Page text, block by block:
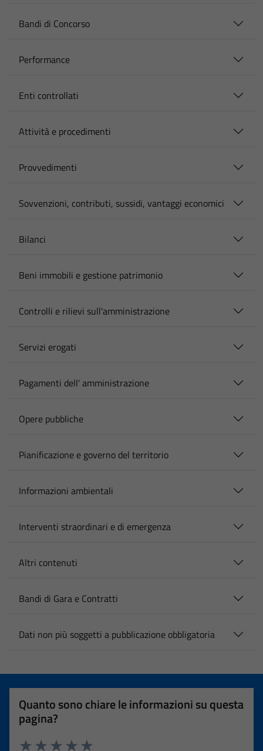
Bandi di Concorso
Performance
Enti controllati
Attività e procedimenti
Provvedimenti
Sovvenzioni, contributi, sussidi, vantaggi economici
Bilanci
Beni immobili e gestione patrimonio
Controlli e rilievi sull'amministrazione
Servizi erogati
Pagamenti dell' amministrazione
Opere pubbliche
Pianificazione e governo del territorio
Informazioni ambientali
Interventi straordinari e di emergenza
Altri contenuti
Bandi di Gara e Contratti
Dati non più soggetti a pubblicazione obbligatoria
Quanto sono chiare le informazioni su questa
pagina?